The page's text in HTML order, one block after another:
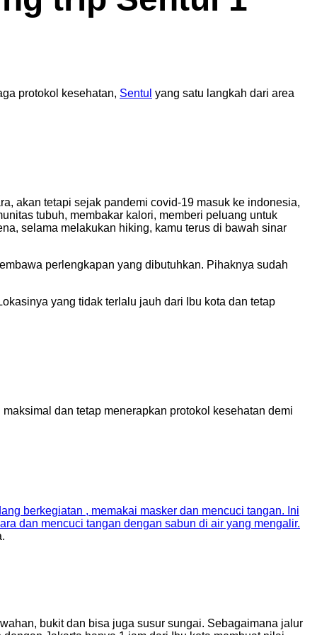
protokol kesehatan, Sentul yang satu langkah dari area
akan tetapi sejak pandemi covid-19 masuk ke indonesia,
tubuh, membakar kalori, memberi peluang untuk
selama melakukan hiking, kamu terus di bawah sinar
perlengkapan yang dibutuhkan. Pihaknya sudah
yang tidak terlalu jauh dari Ibu kota dan tetap
dan tetap menerapkan protokol kesehatan demi
berkegiatan , memakai masker dan mencuci tangan. Ini
dan mencuci tangan dengan sabun di air yang mengalir.
bukit dan bisa juga susur sungai. Sebagaimana jalur